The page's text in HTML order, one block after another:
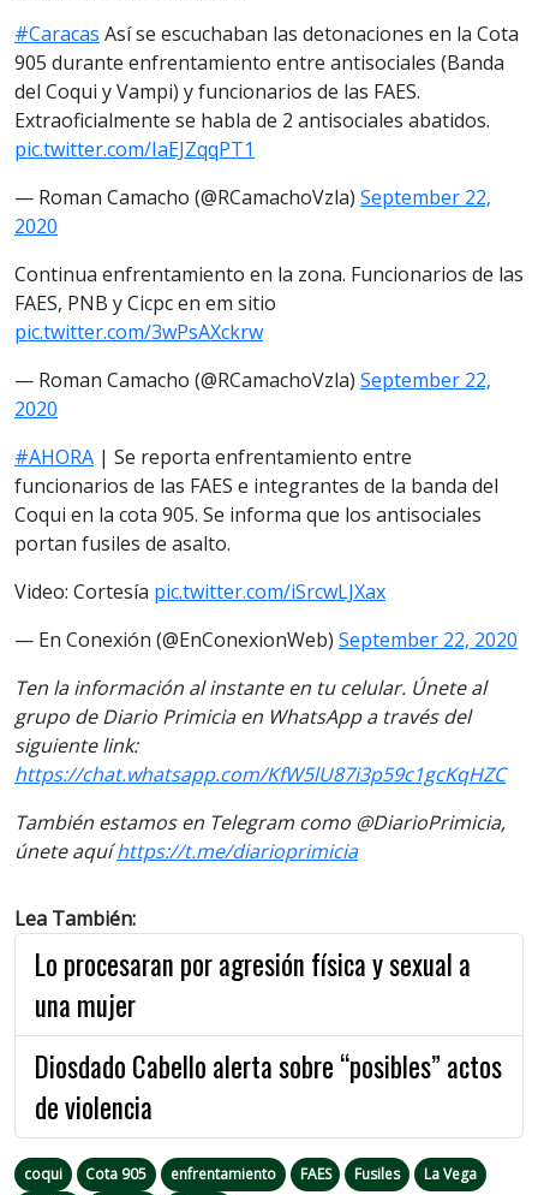
#Caracas Así se escuchaban las detonaciones en la Cota
905 durante enfrentamiento entre antisociales (Banda
del Coqui y Vampi) y funcionarios de las FAES.
Extraoficialmente se habla de 2 antisociales abatidos.
pic.twitter.com/IaEJZqqPT1
— Roman Camacho (@RCamachoVzla) September 22,
2020
Continua enfrentamiento en la zona. Funcionarios de las
FAES, PNB y Cicpc en em sitio
pic.twitter.com/3wPsAXckrw
— Roman Camacho (@RCamachoVzla) September 22,
2020
#AHORA | Se reporta enfrentamiento entre
funcionarios de las FAES e integrantes de la banda del
Coqui en la cota 905. Se informa que los antisociales
portan fusiles de asalto.
Video: Cortesía pic.twitter.com/iSrcwLJXax
— En Conexión (@EnConexionWeb) September 22, 2020
Ten la información al instante en tu celular. Únete al
grupo de Diario Primicia en WhatsApp a través del
siguiente link:
https://chat.whatsapp.com/KfW5lU87i3p59c1gcKqHZC
También estamos en Telegram como @DiarioPrimicia,
únete aquíhttps://t.me/diarioprimicia
Lea También:
Lo procesaran por agresión física y sexual a
una mujer
Diosdado Cabello alerta sobre “posibles” actos
de violencia
coqui Cota 905 enfrentamiento FAES Fusiles
La Vega